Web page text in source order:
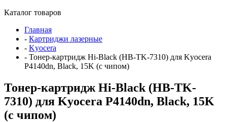
Каталог товаров
Главная
- Картриджи лазерные
- Kyocera
- Тонер-картридж Hi-Black (HB-TK-7310) для Kyocera
P4140dn, Black, 15K (с чипом)
Тонер-картридж Hi-Black (HB-TK-
7310) для Kyocera P4140dn, Black, 15K
(с чипом)